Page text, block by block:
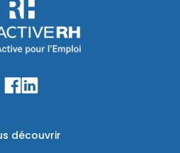
découvrir